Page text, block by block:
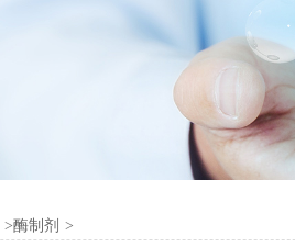
酶制剂